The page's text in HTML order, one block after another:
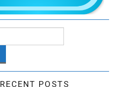
RECENT POSTS